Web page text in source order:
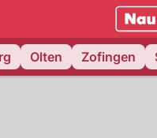
mittelland.NAU.ch
Olten Zofingen